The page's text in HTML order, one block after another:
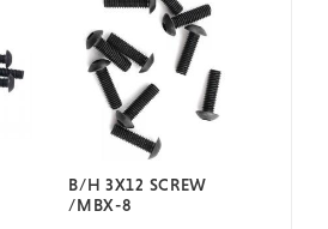
B/H 3X12 SCREW
/MBX-8